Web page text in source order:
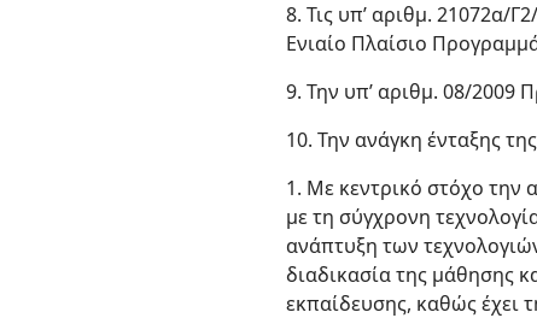
8. Τις υπ’ αριθμ. 21072α/
Ενιαίο Πλαίσιο
9. Την υπ’ αριθμ. 08/2009
10. Την ανάγκη ένταξης
1. Με κεντρικό στόχο την
με τη σύγχρονη
ανάπτυξη των
διαδικασία της μάθησης
εκπαίδευσης, καθώς έχει